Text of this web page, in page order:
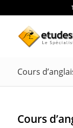
Cours
Cours